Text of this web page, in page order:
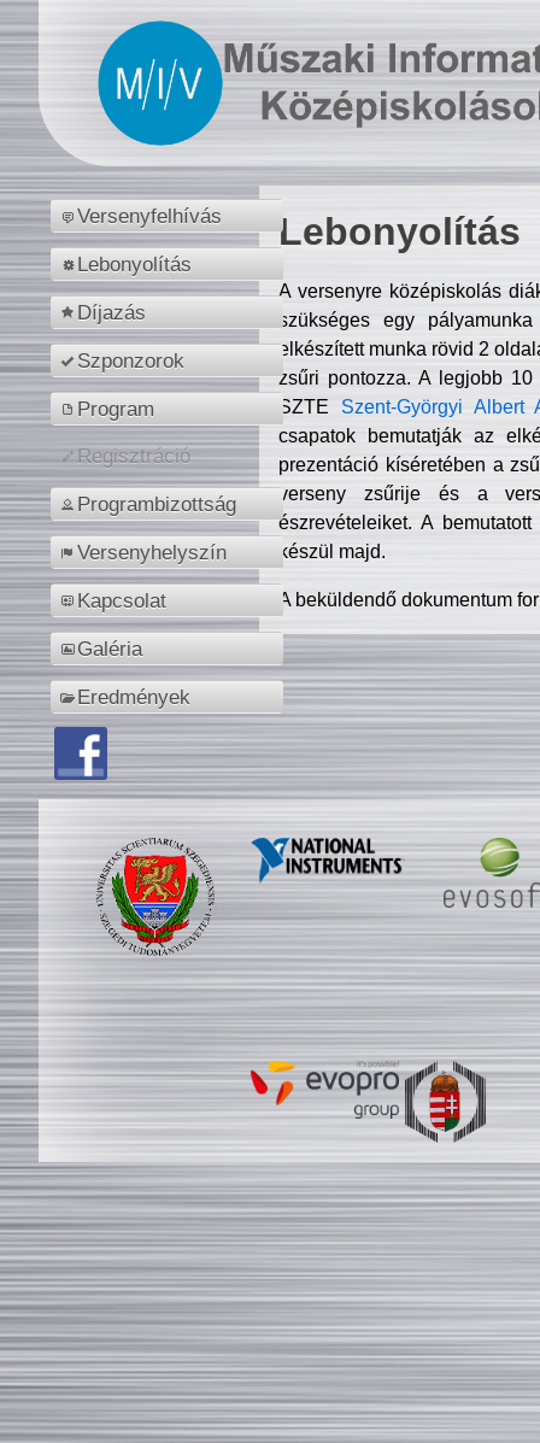
Versenyfelhívás
Lebonyolítás
Díjazás
Szponzorok
Program
Regisztráció
Programbizottság
Versenyhelyszín
Kapcsolat
Galéria
Eredmények
Lebonyolítás
A versenyre középiskolás
szükséges egy
elkészített munka rövid 2
zsűri pontozza. A legjobb
SZTE Szent-Györgyi Albert
csapatok bemutatják az
prezentáció kíséretében a
verseny zsűrije és a
észrevételeiket. A
készül majd.
A beküldendő dokumentum